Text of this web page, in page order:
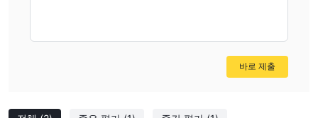
바로 제출